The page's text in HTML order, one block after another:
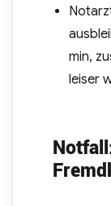
min,
leiser